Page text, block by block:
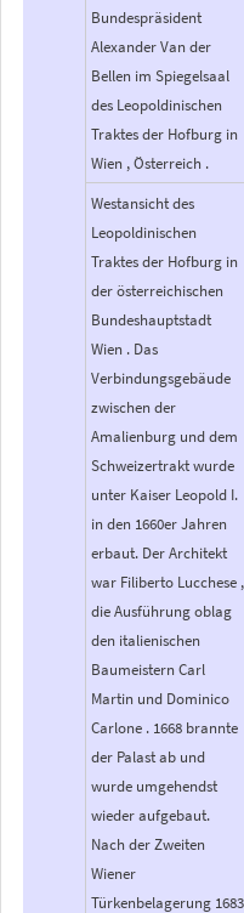
Bundespräsident
Alexander Van der
Bellen im Spiegelsaal
des Leopoldinischen
Traktes der Hofburg in
Wien , Österreich .
Westansicht des
Leopoldinischen
Traktes der Hofburg in
der österreichischen
Bundeshauptstadt
Wien . Das
Verbindungsgebäude
zwischen der
Amalienburg und dem
Schweizertrakt wurde
unter Kaiser Leopold I.
in den 1660er Jahren
erbaut. Der Architekt
war Filiberto Lucchese ,
die Ausführung oblag
den italienischen
Baumeistern Carl
Martin und Dominico
Carlone . 1668 brannte
der Palast ab und
wurde umgehendst
wieder aufgebaut.
Nach der Zweiten
Wiener
Türkenbelagerung 1683